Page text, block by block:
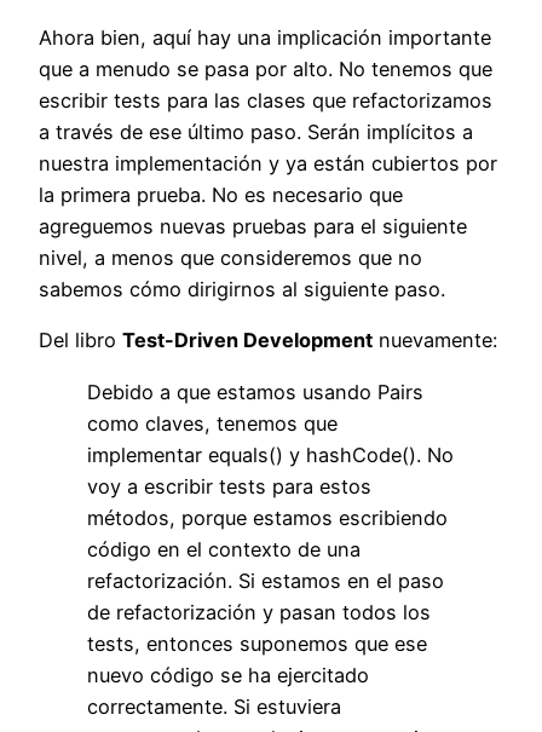
Ahora bien, aquí hay una implicación importante
que a menudo se pasa por alto. No tenemos que
escribir tests para las clases que refactorizamos
a través de ese último paso. Serán implícitos a
nuestra implementación y ya están cubiertos por
la primera prueba. No es necesario que
agreguemos nuevas pruebas para el siguiente
nivel, a menos que consideremos que no
sabemos cómo dirigirnos al siguiente paso.
Del libro Test-Driven Development nuevamente:
Debido a que estamos usando Pairs
como claves, tenemos que
implementar equals() y hashCode(). No
voy a escribir tests para estos
métodos, porque estamos escribiendo
código en el contexto de una
refactorización. Si estamos en el paso
de refactorización y pasan todos los
tests, entonces suponemos que ese
nuevo código se ha ejercitado
correctamente. Si estuviera